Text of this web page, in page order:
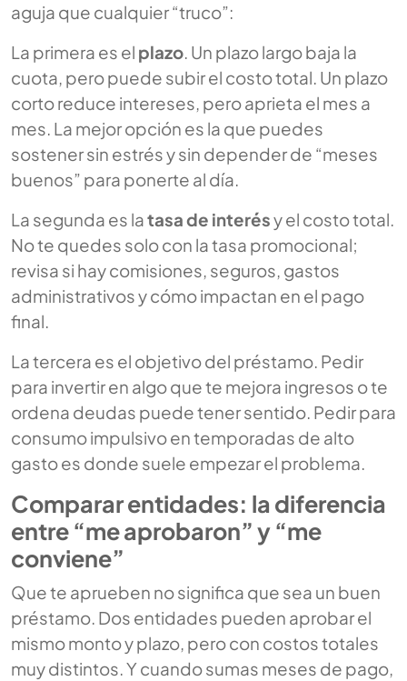
aguja que cualquier “truco”:
La primera es el plazo. Un plazo largo baja la
cuota, pero puede subir el costo total. Un plazo
corto reduce intereses, pero aprieta el mes a
mes. La mejor opción es la que puedes
sostener sin estrés y sin depender de “meses
buenos” para ponerte al día.
La segunda es latasa de interésy el costo total.
No te quedes solo con la tasa promocional;
revisa si hay comisiones, seguros, gastos
administrativos y cómo impactan en el pago
final.
La tercera es el objetivo del préstamo. Pedir
para invertir en algo que te mejora ingresos o te
ordena deudas puede tener sentido. Pedir para
consumo impulsivo en temporadas de alto
gasto es donde suele empezar el problema.
Comparar entidades: la diferencia
entre “me aprobaron” y “me
conviene”
Que te aprueben no significa que sea un buen
préstamo. Dos entidades pueden aprobar el
mismo monto y plazo, pero con costos totales
muy distintos. Y cuando sumas meses de pago,